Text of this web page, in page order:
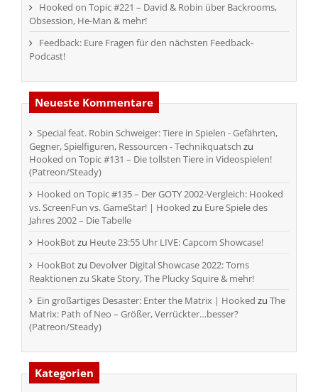
Hooked on Topic #221 – David & Robin über Backrooms,
Obsession, He-Man & mehr!
Feedback: Eure Fragen für den nächsten Feedback-
Podcast!
Neueste Kommentare
Special feat. Robin Schweiger: Tiere in Spielen - Gefährten,
Gegner, Spielfiguren, Ressourcen - Technikquatsch zu
Hooked on Topic #131 – Die tollsten Tiere in Videospielen!
(Patreon/Steady)
Hooked on Topic #135 – Der GOTY 2002-Vergleich: Hooked
vs. ScreenFun vs. GameStar! | Hooked zu Eure Spiele des
Jahres 2002 – Die Tabelle
HookBotzu Heute 23:55 Uhr LIVE: Capcom Showcase!
HookBotzu Devolver Digital Showcase 2022: Toms
Reaktionen zu Skate Story, The Plucky Squire & mehr!
Ein großartiges Desaster: Enter the Matrix | Hooked zu The
Matrix: Path of Neo – Größer, Verrückter…besser?
(Patreon/Steady)
Kategorien